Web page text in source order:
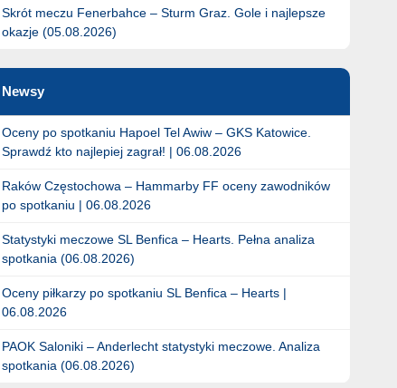
Skrót meczu Fenerbahce – Sturm Graz. Gole i najlepsze
okazje (05.08.2026)
Newsy
Oceny po spotkaniu Hapoel Tel Awiw – GKS Katowice.
Sprawdź kto najlepiej zagrał! | 06.08.2026
Raków Częstochowa – Hammarby FF oceny zawodników
po spotkaniu | 06.08.2026
Statystyki meczowe SL Benfica – Hearts. Pełna analiza
spotkania (06.08.2026)
Oceny piłkarzy po spotkaniu SL Benfica – Hearts |
06.08.2026
PAOK Saloniki – Anderlecht statystyki meczowe. Analiza
spotkania (06.08.2026)